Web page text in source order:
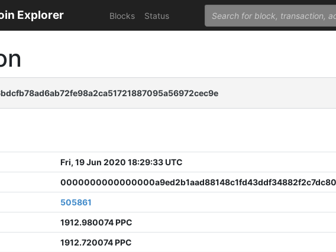
Explorer Blocks Status
Fri, 19 Jun 2020 18:29:33 UTC
505861
1912.980074 PPC
1912.720074 PPC